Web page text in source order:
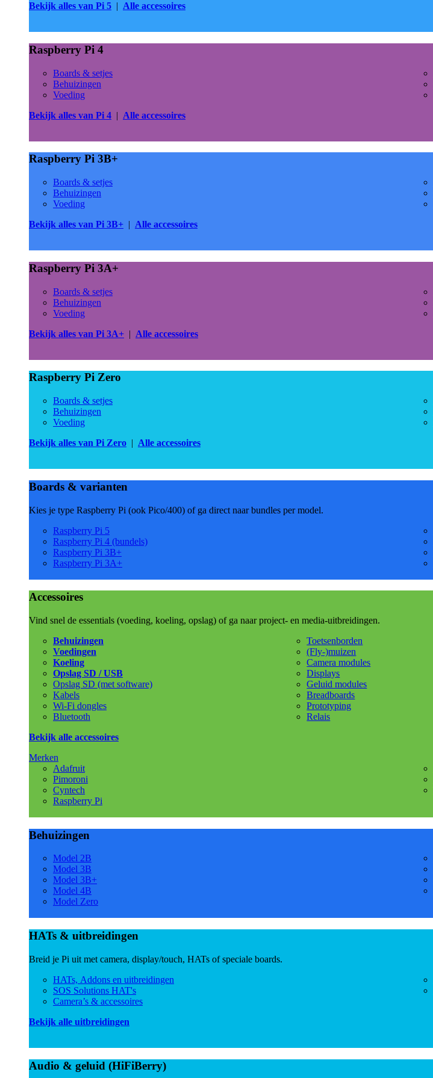
Bekijk alles van Pi 5 | Alle accessoires
Raspberry Pi 4
Boards & setjes
Behuizingen
Voeding
Bekijk alles van Pi 4 | Alle accessoires
Raspberry Pi 3B+
Boards & setjes
Behuizingen
Voeding
Bekijk alles van Pi 3B+ | Alle accessoires
Raspberry Pi 3A+
Boards & setjes
Behuizingen
Voeding
Bekijk alles van Pi 3A+ | Alle accessoires
Raspberry Pi Zero
Boards & setjes
Behuizingen
Voeding
Bekijk alles van Pi Zero | Alle accessoires
Boards & varianten
Kies je type Raspberry Pi (ook Pico/400) of ga direct naar bundles per model.
Raspberry Pi 5
Raspberry Pi 4 (bundels)
Raspberry Pi 3B+
Raspberry Pi 3A+
Accessoires
Vind snel de essentials (voeding, koeling, opslag) of ga naar project- en media-uitbreidingen.
Behuizingen
Voedingen
Koeling
Opslag SD / USB
Opslag SD (met software)
Kabels
Wi-Fi dongles
Bluetooth
Toetsenborden
(Fly-)muizen
Camera modules
Displays
Geluid modules
Breadboards
Prototyping
Relais
Bekijk alle accessoires
Merken
Adafruit
Pimoroni
Cyntech
Raspberry Pi
Behuizingen
Model 2B
Model 3B
Model 3B+
Model 4B
Model Zero
HATs & uitbreidingen
Breid je Pi uit met camera, display/touch, HATs of speciale boards.
HATs, Addons en uitbreidingen
SOS Solutions HAT's
Camera’s & accessoires
Bekijk alle uitbreidingen
Audio & geluid (HiFiBerry)